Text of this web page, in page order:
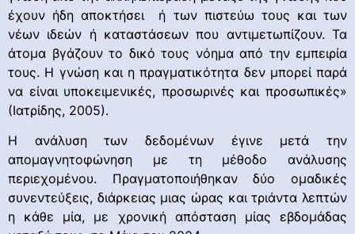
έχουν ήδη αποκτήσει ή των πιστεύω τους και των
νέων ιδεών ή καταστάσεων που αντιμετωπίζουν. Τα
άτομα βγάζουν το δικό τους νόημα από την εμπειρία
τους. Η γνώση και η πραγματικότητα δεν μπορεί παρά
να είναι υποκειμενικές, προσωρινές και προσωπικές»
(Ιατρίδης, 2005).
Η ανάλυση των δεδομένων έγινε μετά την
απομαγνητοφώνηση με τη μέθοδο ανάλυσης
περιεχομένου. Πραγματοποιήθηκαν δύο ομαδικές
συνεντεύξεις, διάρκειας μιας ώρας και τριάντα λεπτών
η κάθε μία, με χρονική απόσταση μίας εβδομάδας